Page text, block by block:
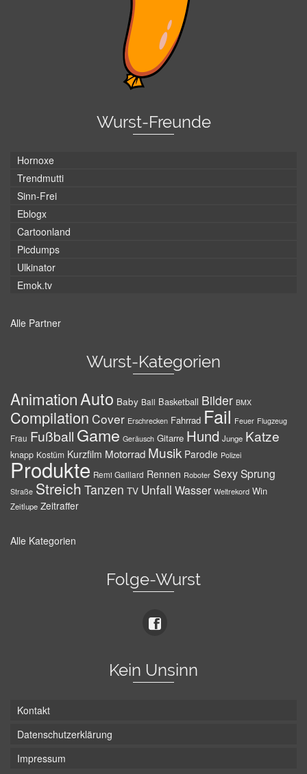
Wurst-Freunde
Hornoxe
Trendmutti
Sinn-Frei
Eblogx
Cartoonland
Picdumps
Ulkinator
Emok.tv
Alle Partner
Wurst-Kategorien
AnimationAuto Baby Ball Basketball Bilder BMX
Compilation Cover Erschrecken Fahrrad Fail Feuer Flugzeug
Frau Fußball Game Geräusch Gitarre Hund Junge Katze
knapp Kostüm Kurzfilm Motorrad Musik Parodie Polizei
Produkte Remi Gaillard Rennen Roboter SexySprung
Straße Streich Tanzen TV Unfall Wasser Weltrekord Win
Zeitlupe Zeitraffer
Alle Kategorien
Folge-Wurst
Kein Unsinn
Kontakt
Datenschutzerklärung
Impressum